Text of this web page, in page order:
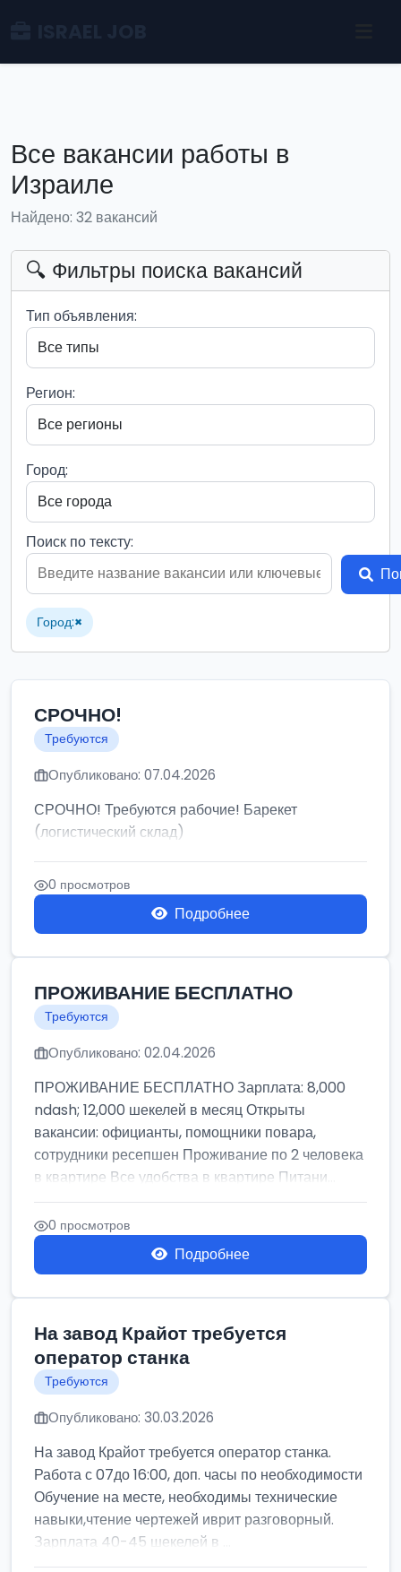
Все вакансии работы в
Израиле
Найдено: 32 вакансий
🔍 Фильтры поиска вакансий
Тип объявления:
Регион:
Город:
Поиск по тексту:
Город:×
СРОЧНО!
Требуются
Опубликовано: 07.04.2026
СРОЧНО! Требуются рабочие! Барекет
(логистический склад)
0 просмотров
Подробнее
ПРОЖИВАНИЕ БЕСПЛАТНО
Требуются
Опубликовано: 02.04.2026
ПРОЖИВАНИЕ БЕСПЛАТНО Зарплата: 8,000
ndash; 12,000 шекелей в месяц Открыты
вакансии: официанты, помощники повара,
сотрудники ресепшен Проживание по 2 человека
в квартире Все удобства в квартире Питани...
0 просмотров
Подробнее
На завод Крайот требуется
оператор станка
Требуются
Опубликовано: 30.03.2026
На завод Крайот требуется оператор станка.
Работа с 07до 16:00, доп. часы по необходимости
Обучение на месте, необходимы технические
навыки,чтение чертежей иврит разговорный.
Зарплата 40-45 шекелей в ...